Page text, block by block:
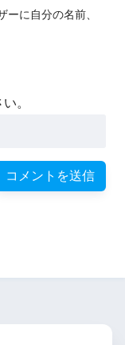
に自分の名前、
。